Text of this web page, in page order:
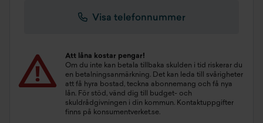
Visa telefonnummer
Att låna kostar pengar!
Om du inte kan betala tillbaka skulden i tid riskerar du
en betalningsanmärkning. Det kan leda till svårigheter
att få hyra bostad, teckna abonnemang och få nya
lån. För stöd, vänd dig till budget- och
skuldrådgivningen i din kommun. Kontaktuppgifter
finns på konsumentverket.se.